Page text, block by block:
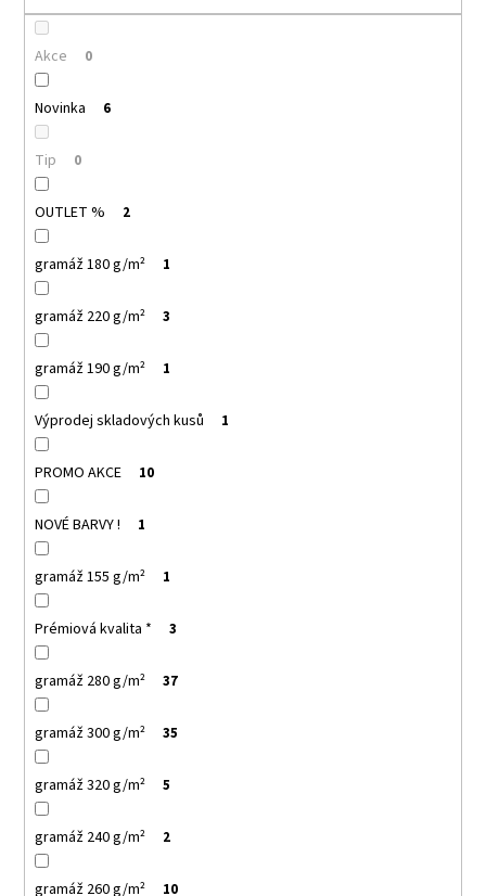
Akce 0
Novinka 6
Tip 0
OUTLET % 2
gramáž 180 g/m² 1
gramáž 220 g/m² 3
gramáž 190 g/m² 1
Výprodej skladových kusů 1
PROMO AKCE 10
NOVÉ BARVY ! 1
gramáž 155 g/m² 1
Prémiová kvalita * 3
gramáž 280 g/m² 37
gramáž 300 g/m² 35
gramáž 320 g/m² 5
gramáž 240 g/m² 2
gramáž 260 g/m² 10
m
MALFINI
LOVE
123
DÁMSKÉ
TRIČKO/
ŠATY,
VOLNÝ
STŘIH,
150
140
Kč